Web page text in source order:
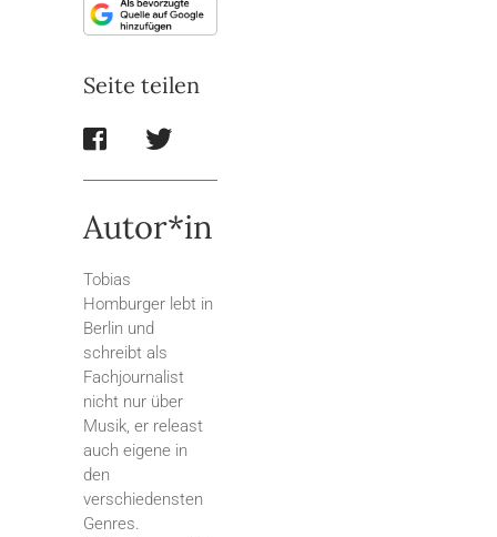
Seite teilen
Autor*in
Tobias
Homburger lebt in
Berlin und
schreibt als
Fachjournalist
nicht nur über
Musik, er releast
auch eigene in
den
verschiedensten
Genres.